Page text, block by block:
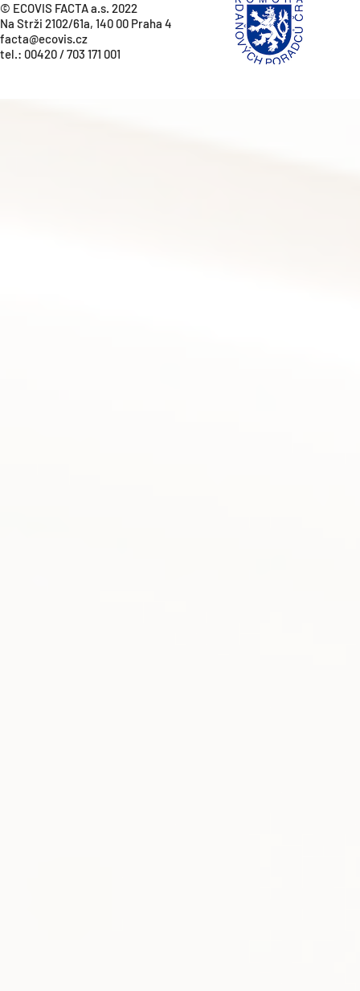
© ECOVIS FACTA a.s. 2022
Na Strži 2102/61a, 140 00 Praha 4
facta@ecovis.cz
tel.: 00420 / 703 171 001